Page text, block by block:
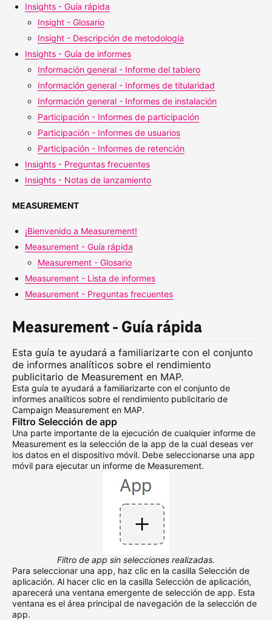
Insights - Guía rápida
Insight - Glosario
Insight - Descripción de metodología
Insights - Guía de informes
Información general - Informe del tablero
Información general - Informes de titularidad
Información general - Informes de instalación
Participación - Informes de participación
Participación - Informes de usuarios
Participación - Informes de retención
Insights - Preguntas frecuentes
Insights - Notas de lanzamiento
MEASUREMENT
¡Bienvenido a Measurement!
Measurement - Guía rápida
Measurement - Glosario
Measurement - Lista de informes
Measurement - Preguntas frecuentes
Measurement - Guía rápida
Esta guía te ayudará a familiarizarte con el conjunto
de informes analíticos sobre el rendimiento
publicitario de Measurement en MAP.
Esta guía te ayudará a familiarizarte con el conjunto de
informes analíticos sobre el rendimiento publicitario de
Campaign Measurement en MAP.
Filtro Selección de app
Una parte importante de la ejecución de cualquier informe de
Measurement es la selección de la app de la cual deseas ver
los datos en el dispositivo móvil. Debe seleccionarse una app
móvil para ejecutar un informe de Measurement.
Filtro de app sin selecciones realizadas.
Para seleccionar una app, haz clic en la casilla Selección de
aplicación. Al hacer clic en la casilla Selección de aplicación,
aparecerá una ventana emergente de selección de app. Esta
ventana es el área principal de navegación de la selección de
app.